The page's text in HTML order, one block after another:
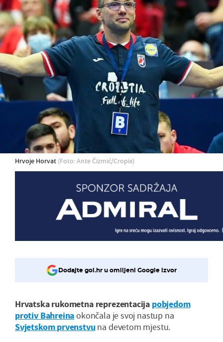
Hrvoje Horvat (Foto: Ante Čizmić/Cropix)
Dodajte gol.hr u omiljeni Google izvor
Hrvatska rukometna reprezentacija pobjedom
protiv Bahreinaokončala je svoj nastup na
Svjetskom prvenstvu na devetom mjestu.